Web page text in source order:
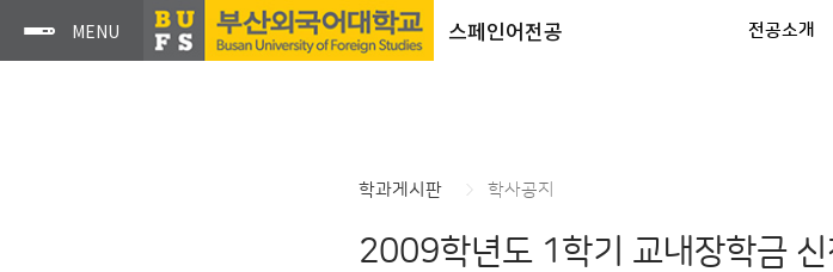
스페인어전공 전공소개
학과게시판 학사공지
2009학년도 1학기 교내장학금 신